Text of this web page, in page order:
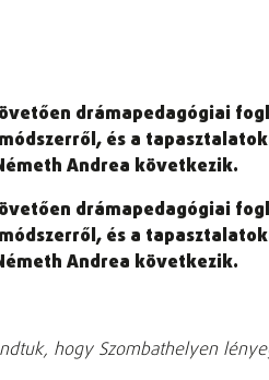
drámapedagógiai
és a
Andrea következik.
drámapedagógiai
és a
Andrea következik.
hogy Szombathelyen